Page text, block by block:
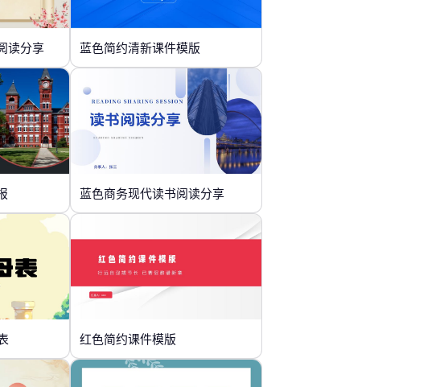
读分享 蓝色简约清新课件模版
蓝色商务现代读书阅读分享
红色简约课件模版